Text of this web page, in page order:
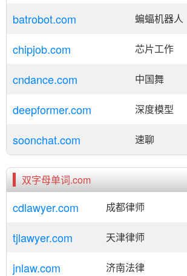
batrobot.com 蝙蝠机器人
chipjob.com 芯片工作
cndance.com 中国舞
deepformer.com 深度模型
soonchat.com 速聊
双字母单词.com
cdlawyer.com 成都律师
tjlawyer.com 天津律师
jnlaw.com 济南法律